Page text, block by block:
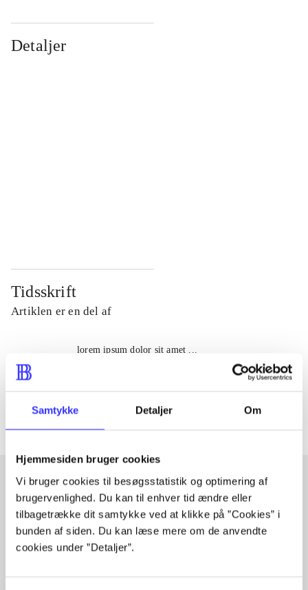
Samtykke Detaljer Om
Hjemmesiden bruger cookies
Vi bruger cookies til besøgsstatistik og optimering af
brugervenlighed. Du kan til enhver tid ændre eller
tilbagetrække dit samtykke ved at klikke på ”Cookies” i
bunden af siden. Du kan læse mere om de anvendte
cookies under ”Detaljer”.
Detaljer
Tidsskrift
Artiklen er en del af
lorem ipsum dolor sit amet ...
Artikler med samme emner
Fra